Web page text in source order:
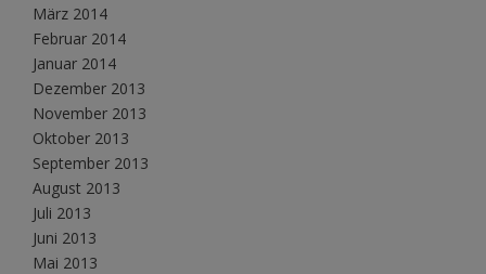
März 2014
Februar 2014
Januar 2014
Dezember 2013
November 2013
Oktober 2013
September 2013
August 2013
Juli 2013
Juni 2013
Mai 2013